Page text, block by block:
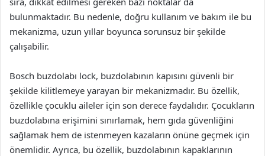
bulunmaktadır. Bu nedenle, doğru kullanım ve bakım ile bu
mekanizma, uzun yıllar boyunca sorunsuz bir şekilde
çalışabilir.
Bosch buzdolabı lock, buzdolabının kapısını güvenli bir
şekilde kilitlemeye yarayan bir mekanizmadır. Bu özellik,
özellikle çocuklu aileler için son derece faydalıdır. Çocukların
buzdolabına erişimini sınırlamak, hem gıda güvenliğini
sağlamak hem de istenmeyen kazaların önüne geçmek için
önemlidir. Ayrıca, bu özellik, buzdolabının kapaklarının